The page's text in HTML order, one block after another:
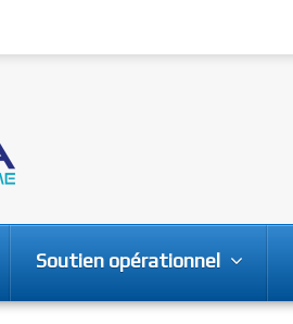
Soutien opérationnel